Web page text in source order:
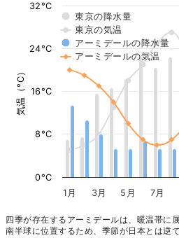
気温（°C）
東京の降水量
東京の気温
アーミデールの降水量
アーミデールの気温
1月 3月 5月 7月
0°C
8°C
16°C
24°C
32°C
四季が存在するアーミデールは、暖温帯に
南半球に位置するため、季節が日本とは逆